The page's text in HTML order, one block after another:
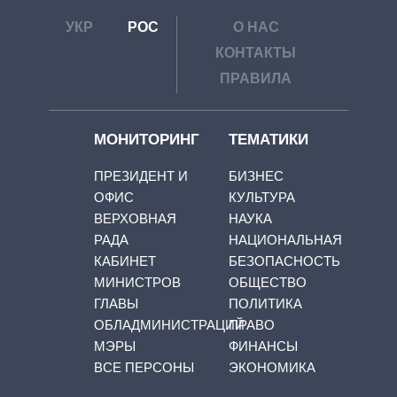
УКР РОС
О НАС
КОНТАКТЫ
ПРАВИЛА
МОНИТОРИНГ
ПРЕЗИДЕНТ И
ОФИС
ВЕРХОВНАЯ
РАДА
КАБИНЕТ
МИНИСТРОВ
ГЛАВЫ
ОБЛАДМИНИСТРАЦИЙ
МЭРЫ
ВСЕ ПЕРСОНЫ
ТЕМАТИКИ
БИЗНЕС
КУЛЬТУРА
НАУКА
НАЦИОНАЛЬНАЯ
БЕЗОПАСНОСТЬ
ОБЩЕСТВО
ПОЛИТИКА
ПРАВО
ФИНАНСЫ
ЭКОНОМИКА